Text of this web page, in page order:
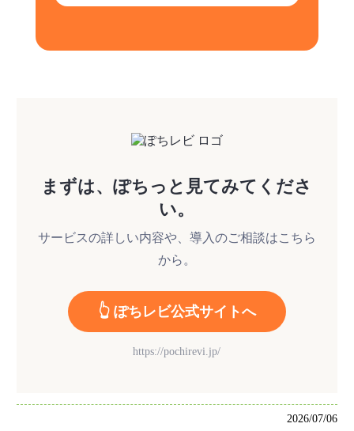
まずは、ぽちっと見てみてくださ
い。
サービスの詳しい内容や、導入のご相談はこちら
から。
👆 ぽちレビ公式サイトへ
https://pochirevi.jp/
2026/07/06